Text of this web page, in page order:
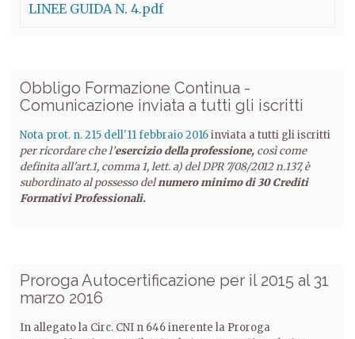
LINEE GUIDA N. 4.pdf
Obbligo Formazione Continua -
Comunicazione inviata a tutti gli iscritti
Nota prot. n. 215 dell'11 febbraio 2016inviata a tutti gli iscritti
per ricordare che l’esercizio della professione, così come
definita all'art.1, comma 1, lett. a) del DPR 7/08/2012 n.137, è
subordinato al possesso delnumero minimo di 30 Crediti
Formativi Professionali.
Proroga Autocertificazione per il 2015 al 31
marzo 2016
In allegato la Circ. CNI n 646 inerente la Proroga